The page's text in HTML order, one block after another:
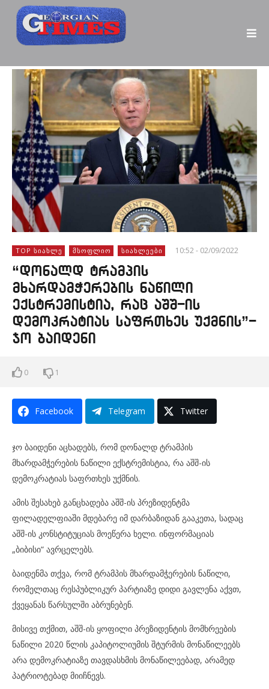
TOP ᲡᲘᲐᲮᲚᲔ ᲛᲡᲝᲤᲚᲘᲝ ᲡᲘᲐᲮᲚᲔᲔᲑᲘ 10:52 - 02/09/2022
“დონალდ ტრამპის
მხარდამჭერების ნაწილი
ექსტრემისტია, რაც აშშ-ის
დემოკრატიას საფრთხეს უქმნის”-
ჯო ბაიდენი
0 1
Facebook Telegram Twitter
ჯო ბაიდენი აცხადებს, რომ დონალდ ტრამპის
მხარდამჭერების ნაწილი ექსტრემისტია, რა აშშ-ის
დემოკრატიას საფრთხეს უქმნის.
ამის შესახებ განცხადება აშშ-ის პრეზიდენტმა
ფილადელფიაში მდებარე იმ დარბაზიდან გააკეთა, სადაც
აშშ-ის კონსტიტუციას მოეწერა ხელი. ინფორმაციას
„ბიბისი“ ავრცელებს.
ბაიდენმა თქვა, რომ ტრამპის მხარდამჭერების ნაწილი,
რომელთაც რესპუბლიკურ პარტიაზე დიდი გავლენა აქვთ,
ქვეყანას წარსულში აბრუნებენ.
მისივე თქმით, აშშ-ის ყოფილი პრეზიდენტის მომხრეების
ნაწილი 2020 წლის კაპიტოლიუმის შტურმის მონაწილეებს
არა დემოკრატიაზე თავდასხმის მონაწილეებად, არამედ
პატრიოტებად მიიჩნევს.